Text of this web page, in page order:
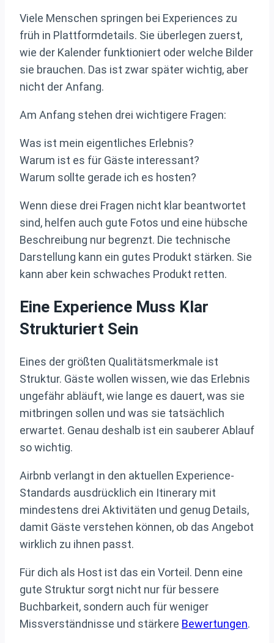
Viele Menschen springen bei Experiences zu
früh in Plattformdetails. Sie überlegen zuerst,
wie der Kalender funktioniert oder welche Bilder
sie brauchen. Das ist zwar später wichtig, aber
nicht der Anfang.
Am Anfang stehen drei wichtigere Fragen:
Was ist mein eigentliches Erlebnis?
Warum ist es für Gäste interessant?
Warum sollte gerade ich es hosten?
Wenn diese drei Fragen nicht klar beantwortet
sind, helfen auch gute Fotos und eine hübsche
Beschreibung nur begrenzt. Die technische
Darstellung kann ein gutes Produkt stärken. Sie
kann aber kein schwaches Produkt retten.
Eine Experience Muss Klar
Strukturiert Sein
Eines der größten Qualitätsmerkmale ist
Struktur. Gäste wollen wissen, wie das Erlebnis
ungefähr abläuft, wie lange es dauert, was sie
mitbringen sollen und was sie tatsächlich
erwartet. Genau deshalb ist ein sauberer Ablauf
so wichtig.
Airbnb verlangt in den aktuellen Experience-
Standards ausdrücklich ein Itinerary mit
mindestens drei Aktivitäten und genug Details,
damit Gäste verstehen können, ob das Angebot
wirklich zu ihnen passt.
Für dich als Host ist das ein Vorteil. Denn eine
gute Struktur sorgt nicht nur für bessere
Buchbarkeit, sondern auch für weniger
Missverständnisse und stärkere Bewertungen.